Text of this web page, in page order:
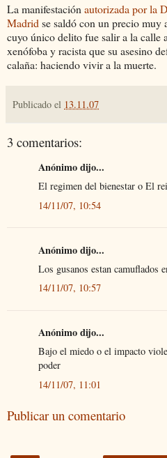
La manifestación autorizada por la
Madrid se saldó con un precio muy
cuyo único delito fue salir a la calle
xenófoba y racista que su asesino
calaña: haciendo vivir a la muerte.
Publicado el 13.11.07
3 comentarios:
Anónimo dijo...
El regimen del bienestar o El
14/11/07, 10:54
Anónimo dijo...
Los gusanos estan camuflados
14/11/07, 10:57
Anónimo dijo...
Bajo el miedo o el impacto
poder
14/11/07, 11:01
Publicar un comentario